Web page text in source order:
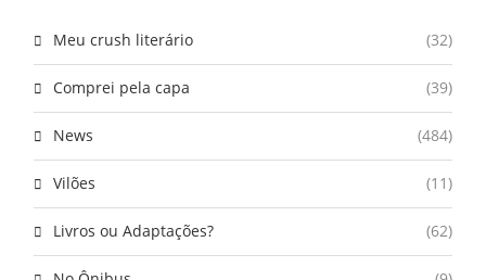
Meu crush literário (32)
Comprei pela capa (39)
News (484)
Vilões (11)
Livros ou Adaptações? (62)